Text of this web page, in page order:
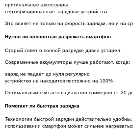
оригинальные аксессуары
сертифицированные зарядные устройства
Это влияет не только на скорость зарядки, но и на
Нужно ли полностью разряжать смартфон
Старый совет о полной разрядке давно устарел.
Современные аккумуляторы лучше работают, когда:
заряд не падает до нуля регулярно
устройство не находится постоянно на 100%
Оптимальным считается диапазон примерно от 20
Помогает ли быстрая зарядка
Технологии быстрой зарядки действительно
использовании смартфон может сильнее